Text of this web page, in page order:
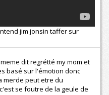
jim jonsin taffer sur
dit regrétté my mom et
basé sur l'émotion donc
merde peut etre du
se foutre de la geule de